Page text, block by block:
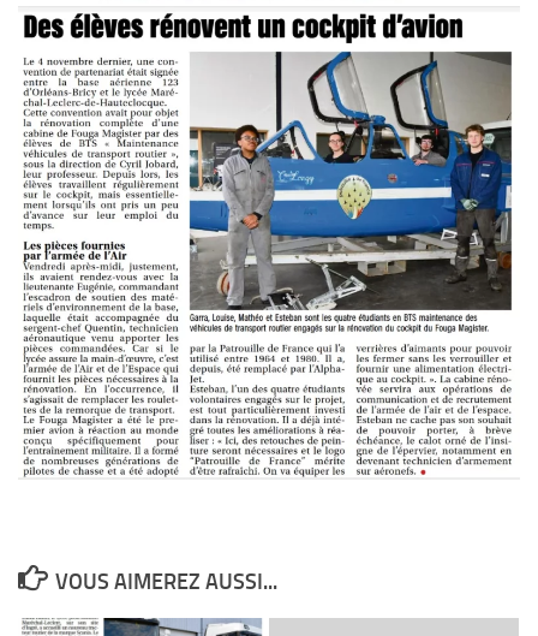
VOUS AIMEREZ AUSSI...